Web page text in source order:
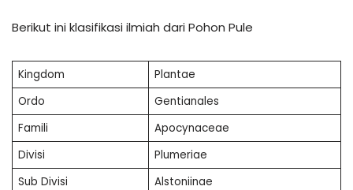
Berikut ini klasifikasi ilmiah dari Pohon Pule
Kingdom
Plantae
Ordo
Gentianales
Famili
Apocynaceae
Divisi
Plumeriae
Sub Divisi
Alstoniinae